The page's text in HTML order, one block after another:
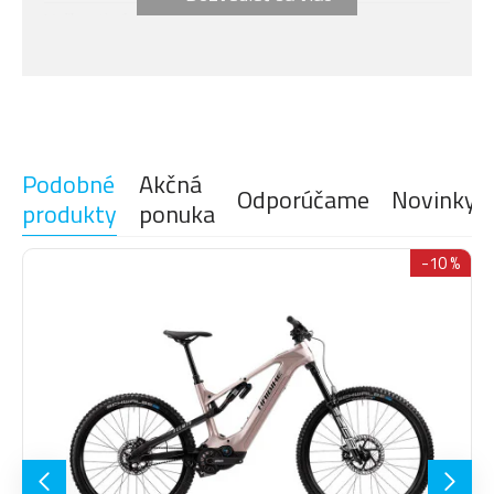
Veľkosť rámu L
VIDLICE
FOX 36 SL Factory Kashima,
vzduch, 140mm
Sram XX Eagle T-Type AXS, 12-
rýchlosťou
PÁČKA
Sram AXS Pod Ultimate
KAZETOVÝ
PASTOREK
Sram XX Eagle T-Type, 10-52
Podobné
produkty
Akčná
ponuka Odporúčame Novinky
-10 %